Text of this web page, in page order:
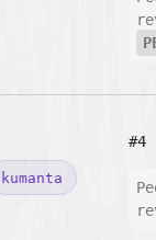
kumanta
#4